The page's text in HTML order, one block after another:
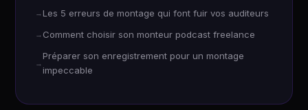
Les 5 erreurs de montage qui font fuir vos auditeurs
Comment choisir son monteur podcast freelance
Préparer son enregistrement pour un montage
impeccable